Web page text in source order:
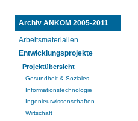
Archiv ANKOM 2005-2011
Arbeitsmaterialien
Entwicklungsprojekte
Projektübersicht
Gesundheit & Soziales
Informationstechnologie
Ingenieurwissenschaften
Wirtschaft